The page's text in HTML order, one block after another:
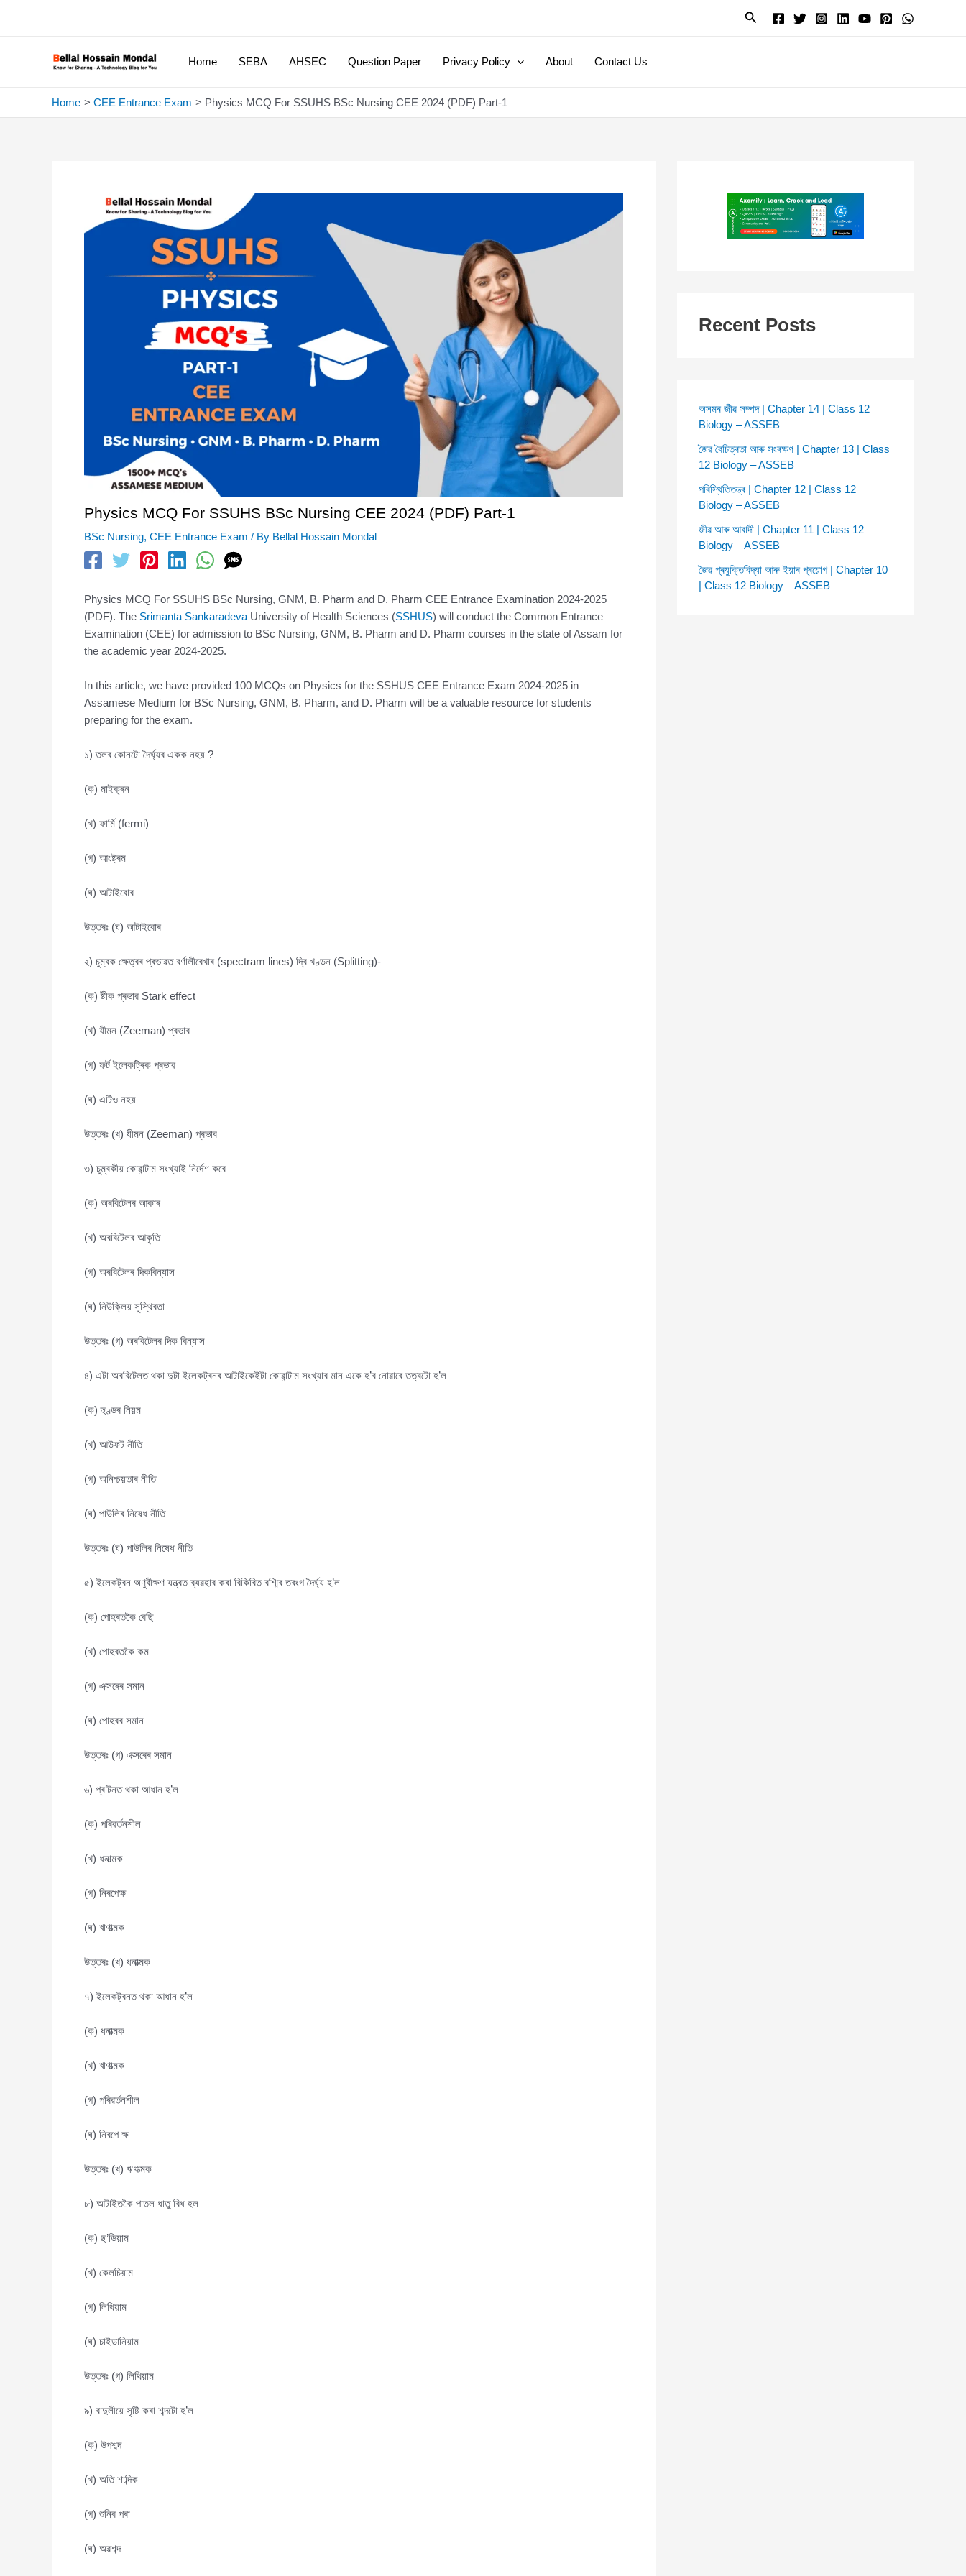
Search
Home SEBA AHSEC Question Paper Privacy Policy About Contact Us
Home CEE Entrance Exam Physics MCQ For SSUHS BSc Nursing CEE 2024 (PDF) Part-1
Physics MCQ For SSUHS BSc Nursing CEE 2024 (PDF) Part-1
BSc Nursing, CEE Entrance Exam / By Bellal Hossain Mondal
Physics MCQ For SSUHS BSc Nursing, GNM, B. Pharm and D. Pharm CEE Entrance Examination 2024-2025
(PDF). The Srimanta SankaradevaUniversity of Health Sciences (SSHUS) will conduct the Common Entrance
Examination (CEE) for admission to BSc Nursing, GNM, B. Pharm and D. Pharm courses in the state of Assam for
the academic year 2024-2025.
In this article, we have provided 100 MCQs on Physics for the SSHUS CEE Entrance Exam 2024-2025 in
Assamese Medium for BSc Nursing, GNM, B. Pharm, and D. Pharm will be a valuable resource for students
preparing for the exam.
১) তলৰ কোনটো দৈৰ্ঘ্যৰ একক নহয় ?
(ক) মাইক্ৰন
(খ) ফাৰ্মি (fermi)
(গ) আংষ্ট্ৰম
(ঘ) আটাইবোৰ
উত্তৰঃ (ঘ) আটাইবোৰ
২) চুম্বক ক্ষেত্ৰৰ প্ৰভাৱত বৰ্ণালীৰেখাৰ (spectram lines) দ্বি খণ্ডন (Splitting)-
(ক) ষ্টীক প্ৰভাৱ Stark effect
(খ) যীমন (Zeeman) প্ৰভাব
(গ) ফৰ্ট ইলেকট্ৰিক প্ৰভাৱ
(ঘ) এটিও নহয়
উত্তৰঃ (খ) যীমন (Zeeman) প্ৰভাব
৩) চুম্বকীয় কোৱান্টাম সংখ্যাই নিৰ্দেশ কৰে –
(ক) অৰবিটেলৰ আকাৰ
(খ) অৰবিটেলৰ আকৃতি
(গ) অৰবিটেলৰ দিকবিন্যাস
(ঘ) নিউক্লিয় সুস্থিৰতা
উত্তৰঃ (গ) অৰবিটেলৰ দিক বিন্যাস
৪) এটা অৰবিটেলত থকা দুটা ইলেকট্ৰনৰ আটাইকেইটা কোৱান্টাম সংখ্যাৰ মান একে হ’ব নোৱাৰে তত্বটো হ’ল—
(ক) হুণ্ডৰ নিয়ম
(খ) আউফট নীতি
(গ) অনিশ্চয়তাৰ নীতি
(ঘ) পাউলিৰ নিষেধ নীতি
উত্তৰঃ (ঘ) পাউলিৰ নিষেধ নীতি
৫) ইলেকট্ৰন অণুবীক্ষণ যন্ত্ৰত ব্যৱহাৰ কৰা বিকিৰিত ৰশ্মিৰ তৰংগ দৈৰ্ঘ্য হ’ল—
(ক) পোহৰতকৈ বেছি
(খ) পোহৰতকৈ কম
(গ) এক্সৰেৰ সমান
(ঘ) পোহৰৰ সমান
উত্তৰঃ (গ) এক্সৰেৰ সমান
৬) প্ৰ’টনত থকা আধান হ’ল—
(ক) পৰিৱৰ্তনশীল
(খ) ধনাত্মক
(গ) নিৰপেক্ষ
(ঘ) ঋণাত্মক
উত্তৰঃ (খ) ধনাত্মক
৭) ইলেকট্ৰনত থকা আধান হ’ল—
(ক) ধনাত্মক
(খ) ঋণাত্মক
(গ) পৰিৱৰ্তনশীল
(ঘ) নিৰপে ক্ষ
উত্তৰঃ (খ) ঋণাত্মক
৮) আটাইতকৈ পাতল ধাতু বিধ হল
(ক) ছ’ডিয়াম
(খ) কেলচিয়াম
(গ) লিথিয়াম
(ঘ) চাইডানিয়াম
উত্তৰঃ (গ) লিথিয়াম
৯) বাদুলীয়ে সৃষ্টি কৰা শব্দটো হ’ল—
(ক) উপশব্দ
(খ) অতি শাব্দিক
(গ) শুনিব পৰা
(ঘ) অৱশব্দ
Recent Posts
অসমৰ জীৱ সম্পদ | Chapter 14 | Class 12
Biology – ASSEB
জৈৱ বৈচিত্ৰতা আৰু সংৰক্ষণ | Chapter 13 | Class
12 Biology – ASSEB
পৰিস্থিতিতন্ত্ৰ | Chapter 12 | Class 12
Biology – ASSEB
জীৱ আৰু আবাদী | Chapter 11 | Class 12
Biology – ASSEB
জৈৱ প্ৰযুক্তিবিদ্যা আৰু ইয়াৰ প্ৰয়োগ | Chapter 10
| Class 12 Biology – ASSEB